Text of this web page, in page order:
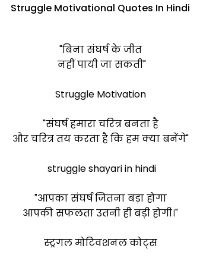
Struggle Motivational Quotes In Hindi
"बिना संघर्ष के जीत
नहीं पायी जा सकती"
Struggle Motivation
"संघर्ष हमारा चरित्र बनता है
और चरित्र तय करता है कि हम क्या बनेंगे"
struggle shayari in hindi
"आपका संघर्ष जितना बड़ा होगा
आपकी सफलता उतनी ही बड़ी होगी।"
स्ट्रगल मोटिवशनल कोट्स